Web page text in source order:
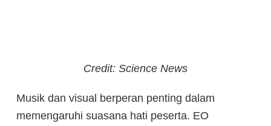
Credit: Science News
Musik dan visual berperan penting dalam
memengaruhi suasana hati peserta. EO